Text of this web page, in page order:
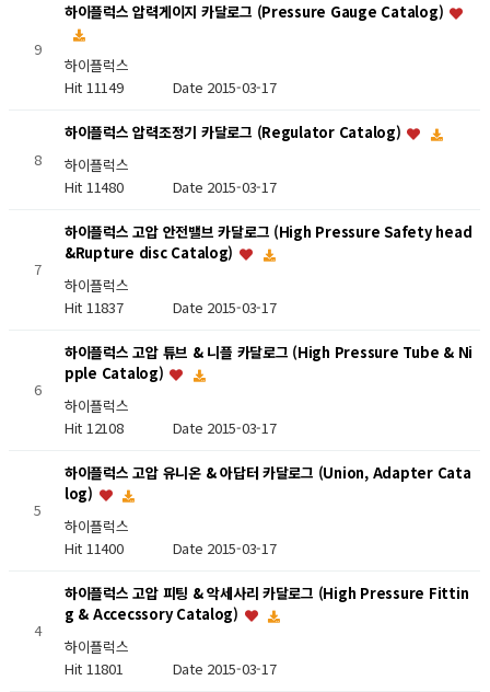
9
하이플럭스 압력게이지 카달로그 (Pressure Gauge Catalog)
하이플럭스
Hit 11149 Date 2015-03-17
8
하이플럭스 압력조정기 카달로그 (Regulator Catalog)
하이플럭스
Hit 11480 Date 2015-03-17
7
하이플럭스 고압 안전밸브 카달로그 (High Pressure Safety head
&Rupture disc Catalog)
하이플럭스
Hit 11837 Date 2015-03-17
6
하이플럭스 고압 튜브 & 니플 카달로그 (High Pressure Tube & Ni
pple Catalog)
하이플럭스
Hit 12108 Date 2015-03-17
5
하이플럭스 고압 유니온 & 아답터 카달로그 (Union, Adapter Cata
log)
하이플럭스
Hit 11400 Date 2015-03-17
4
하이플럭스 고압 피팅 & 악세사리 카달로그 (High Pressure Fittin
g & Accecssory Catalog)
하이플럭스
Hit 11801 Date 2015-03-17